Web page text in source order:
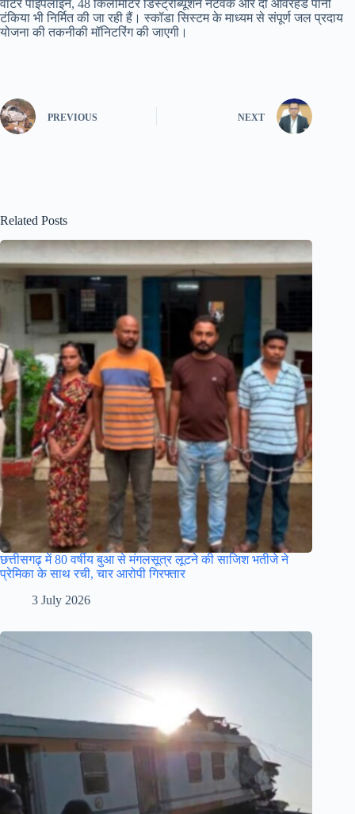
वॉटर पाइपलाइन, 48 किलोमीटर डिस्ट्रीब्यूशन नेटवर्क और दो ओवरहेड पानी
टंकिया भी निर्मित की जा रही हैं। स्कॉडा सिस्टम के माध्यम से संपूर्ण जल प्रदाय
योजना की तकनीकी मॉनिटरिंग की जाएगी।
PREVIOUS NEXT
Related Posts
छत्तीसगढ़ में 80 वर्षीय बुआ से मंगलसूत्र लूटने की साजिश भतीजे ने
प्रेमिका के साथ रची, चार आरोपी गिरफ्तार
3 July 2026